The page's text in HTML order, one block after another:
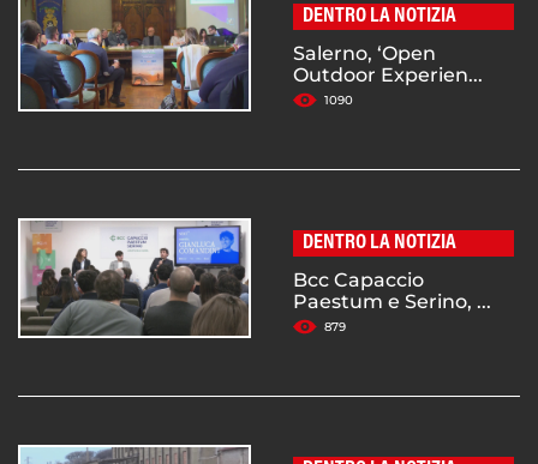
DENTRO LA NOTIZIA
Salerno, ‘Open
Outdoor Experien...
1090
DENTRO LA NOTIZIA
Bcc Capaccio
Paestum e Serino, ...
879